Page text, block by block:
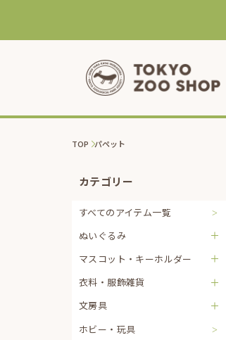
TOP パペット
カテゴリー
すべてのアイテム一覧
ぬいぐるみ
マスコット・キーホルダー
衣料・服飾雑貨
文房具
ホビー・玩具